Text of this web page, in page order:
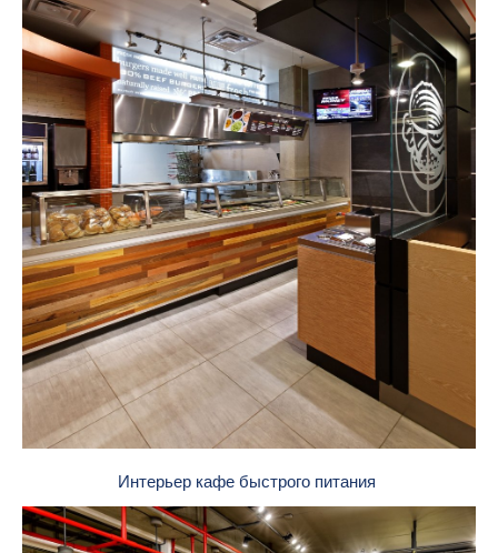
Интерьер кафе быстрого питания